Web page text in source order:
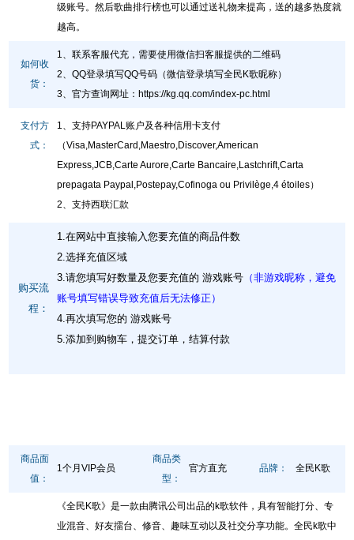
级账号。然后歌曲排行榜也可以通过送礼物来提高，送的越多热度就
越高。
如何收
货：
1、联系客服代充，需要使用微信扫客服提供的二维码
2、QQ登录填写QQ号码（微信登录填写全民K歌昵称）
3、官方查询网址 ： https://kg.qq.com/index-pc.html
支付方
式：
1、支持PAYPAL账户及各种信用卡支付
（Visa,MasterCard,Maestro,Discover,American
Express,JCB,Carte Aurore,Carte Bancaire,Lastchrift,Carta
prepagata Paypal,Postepay,Cofinoga ou Privilège,4 étoiles）
2、支持西联汇款
购买流
程：
1.在网站中直接输入您要充值的商品件数
2.选择充值区域
3.请您填写好数量及您要充值的 游戏账号 （非游戏昵称，避免
账号填写错误导致充值后无法修正）
4.再次填写您的 游戏账号
5.添加到购物车，提交订单，结算付款
商品面
值：
1个月VIP会员
商品类
型：
官方直充 品牌： 全民K歌
《全民K歌》是一款由腾讯公司出品的k歌软件，具有智能打分、专
业混音、好友擂台、修音、趣味互动以及社交分享功能。全民k歌中